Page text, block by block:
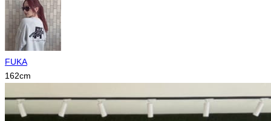
FUKA
162cm